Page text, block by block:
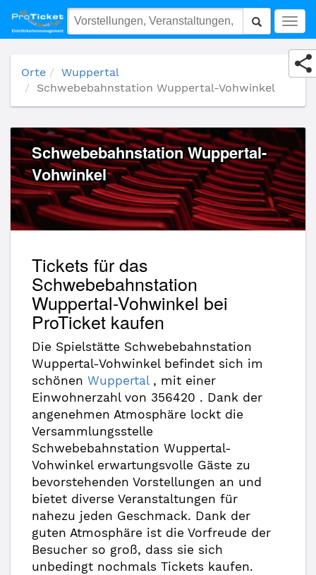
Schwebebahnstation Wuppertal-Vohwinkel
Orte
Wuppertal
Schwebebahnstation Wuppertal-Vohwinkel
Schwebebahnstation Wuppertal-
Vohwinkel
Tickets für das
Schwebebahnstation
Wuppertal-Vohwinkel bei
ProTicket kaufen
Die Spielstätte Schwebebahnstation
Wuppertal-Vohwinkel befindet sich im
schönen Wuppertal, mit einer
Einwohnerzahl von 356420 . Dank der
angenehmen Atmosphäre lockt die
Versammlungsstelle
Schwebebahnstation Wuppertal-
Vohwinkel erwartungsvolle Gäste zu
bevorstehenden Vorstellungen an und
bietet diverse Veranstaltungen für
nahezu jeden Geschmack. Dank der
guten Atmosphäre ist die Vorfreude der
Besucher so groß, dass sie sich
unbedingt nochmals Tickets kaufen.